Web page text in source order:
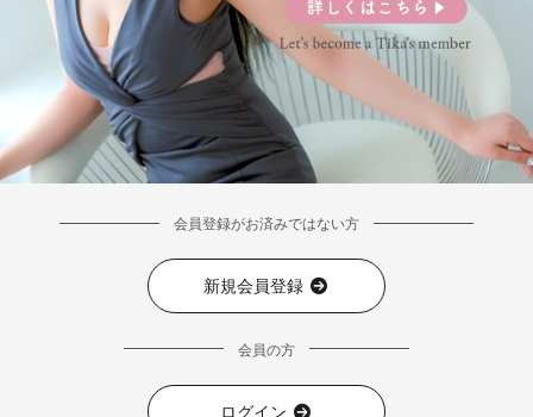
会員登録がお済みではない方
新規会員登録
会員の方
ログイン